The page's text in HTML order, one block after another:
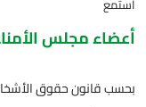
استمع
أعضاء مجلس